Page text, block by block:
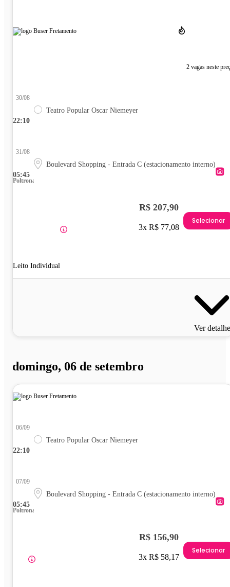
2 vagas neste
22:10
30/08
Teatro Popular Oscar Niemeyer
05:45
31/08
Boulevard Shopping - Entrada C (estacionamento interno)
Poltrona
Leito Individual
R$ 207,90
3x R$ 77,08
Selecionar
Ver
domingo, 06 de setembro
22:10
06/09
Teatro Popular Oscar Niemeyer
05:45
07/09
Boulevard Shopping - Entrada C (estacionamento interno)
Poltrona
R$ 156,90
3x R$ 58,17
Selecionar